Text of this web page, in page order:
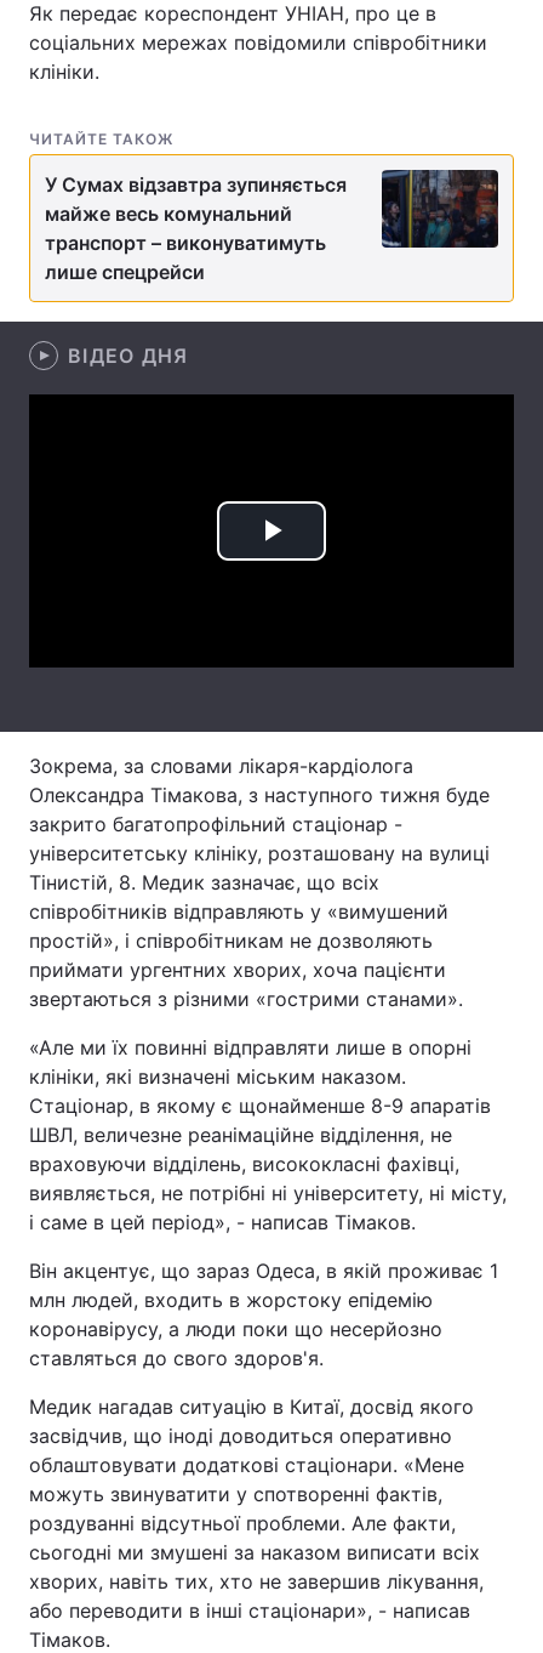
Техно і зв'язок
Здоров'я
Цікавинки Погода
Екологія Регіони
Лонгріди
Відео з Youtube
Тема оформлення
Як передає кореспондент УНІАН, про це в
соціальних мережах повідомили співробітники
клініки.
ЧИТАЙТЕ ТАКОЖ
У Сумах відзавтра зупиняється
майже весь комунальний
транспорт – виконуватимуть
лише спецрейси
ВІДЕО ДНЯ
Play
Зокрема, за словами лікаря-кардіолога
Олександра Тімакова, з наступного тижня буде
закрито багатопрофільний стаціонар -
університетську клініку, розташовану на вулиці
Тінистій, 8. Медик зазначає, що всіх
співробітників відправляють у «вимушений
простій», і співробітникам не дозволяють
приймати ургентних хворих, хоча пацієнти
звертаються з різними «гострими станами».
«Але ми їх повинні відправляти лише в опорні
клініки, які визначені міським наказом.
Стаціонар, в якому є щонайменше 8-9 апаратів
ШВЛ, величезне реанімаційне відділення, не
враховуючи відділень, висококласні фахівці,
виявляється, не потрібні ні університету, ні місту,
і саме в цей період», - написав Тімаков.
Він акцентує, що зараз Одеса, в якій проживає 1
млн людей, входить в жорстоку епідемію
коронавірусу, а люди поки що несерйозно
ставляться до свого здоров'я.
Медик нагадав ситуацію в Китаї, досвід якого
засвідчив, що іноді доводиться оперативно
облаштовувати додаткові стаціонари. «Мене
можуть звинуватити у спотворенні фактів,
роздуванні відсутньої проблеми. Але факти,
сьогодні ми змушені за наказом виписати всіх
хворих, навіть тих, хто не завершив лікування,
або переводити в інші стаціонари», - написав
Тімаков.